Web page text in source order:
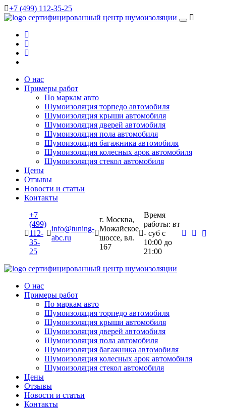
+7 (499) 112-35-25
сертифицированный центр шумоизоляции
О нас
Примеры работ
По маркам авто
Шумоизоляция торпедо автомобиля
Шумоизоляция крыши автомобиля
Шумоизоляция дверей автомобиля
Шумоизоляция пола автомобиля
Шумоизоляция багажника автомобиля
Шумоизоляция колесных арок автомобиля
Шумоизоляция стекол автомобиля
Цены
Отзывы
Новости и статьи
Контакты
+7
(499)
112-
35-
25
info@tuning-
abc.ru
г. Москва,
Можайское
шоссе, вл.
167
Время
работы: вт
- суб c
10:00 до
21:00
сертифицированный центр шумоизоляции
О нас
Примеры работ
По маркам авто
Шумоизоляция торпедо автомобиля
Шумоизоляция крыши автомобиля
Шумоизоляция дверей автомобиля
Шумоизоляция пола автомобиля
Шумоизоляция багажника автомобиля
Шумоизоляция колесных арок автомобиля
Шумоизоляция стекол автомобиля
Цены
Отзывы
Новости и статьи
Контакты